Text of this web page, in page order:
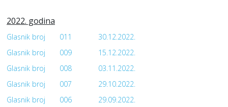
2022. godina
Glasnik broj 011
30.12.2022.
Glasnik broj
009
15.12.2022.
Glasnik broj
008
03.11.2022.
Glasnik broj
007
29.10.2022.
Glasnik broj
006
29.09.2022.